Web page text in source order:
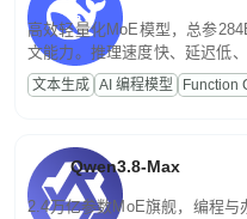
高效轻量化MoE模型，总参
文能力。推理速度快、延迟低
高并发、轻量化任务，适合日
文案处理等普惠刚需场景。
文本生成 AI 编程模型 Function
Qwen3.8-Max
2.4万亿参数MoE旗舰，编程